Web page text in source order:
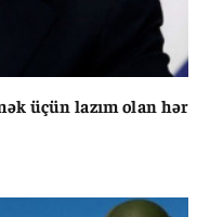
üçün lazım olan hər